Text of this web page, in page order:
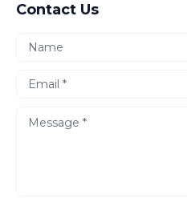
Contact Us